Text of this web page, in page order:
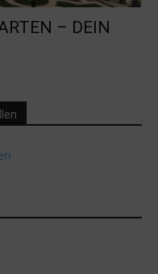
– DEIN